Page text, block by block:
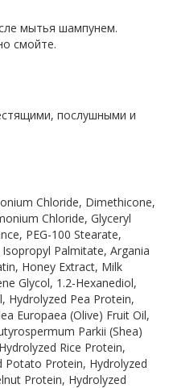
мытья шампунем.
смойте.
послушными и
Chloride, Dimethicone,
Chloride, Glyceryl
PEG-100 Stearate,
Palmitate, Argania
Honey Extract, Milk
Glycol, 1.2-Hexanediol,
Hydrolyzed Pea Protein,
Europaea (Olive) Fruit Oil,
Parkii (Shea)
Rice Protein,
Potato Protein, Hydrolyzed
Protein, Hydrolyzed